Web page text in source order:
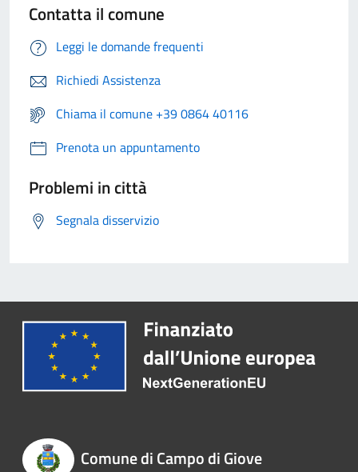
Contatta il comune
Leggi le domande frequenti
Richiedi Assistenza
Chiama il comune +39 0864 40116
Prenota un appuntamento
Problemi in città
Segnala disservizio
Comune di Campo di Giove